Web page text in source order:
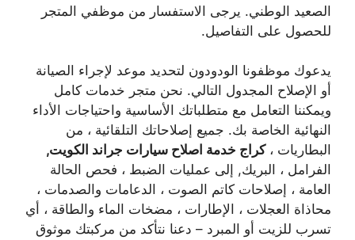
الصعيد الوطني. يرجى الاستفسار من موظفي المتجر
للحصول على التفاصيل.
يدعوك موظفونا الودودون لتحديد موعد لإجراء الصيانة
أو الإصلاح المجدول التالي. نحن متجر خدمات كامل
ويمكننا التعامل مع متطلباتك الأساسية واحتياجات الأداء
النهائية الخاصة بك. جميع إصلاحاتك التلقائية ، من
البطاريات ،كراج خدمة اصلاح سيارات جراند الكويت,
الفرامل ، البريك, إلى عمليات الضبط ، فحص الحالة
العامة ، إصلاحات كاتم الصوت ، الدعامات والصدمات ،
محاذاة العجلات ، الإطارات ، مضخات الماء والطاقة ، أي
تسرب للزيت أو المبرد – دعنا نتأكد من مركبتك موثوق